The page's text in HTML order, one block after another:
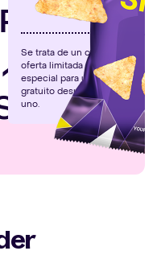
Se trata de un cupón de
oferta limitada de descuento
especial para un snack
gratuito después de comprar
uno.